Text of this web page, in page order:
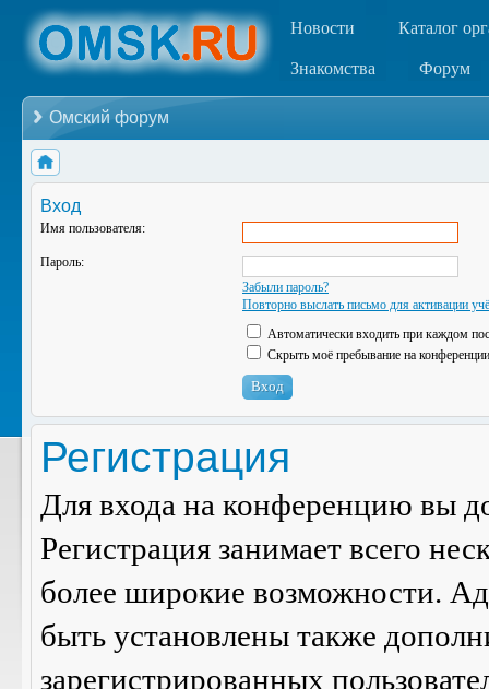
Новости Каталог
Знакомства Форум
Омский форум
Вход
Имя пользователя:
Пароль:
Забыли пароль?
Повторно выслать письмо для активации
Автоматически входить при каждом
Скрыть моё пребывание на
Регистрация
Для входа на конференцию вы
Регистрация занимает всего
более широкие возможности.
быть установлены также
зарегистрированных